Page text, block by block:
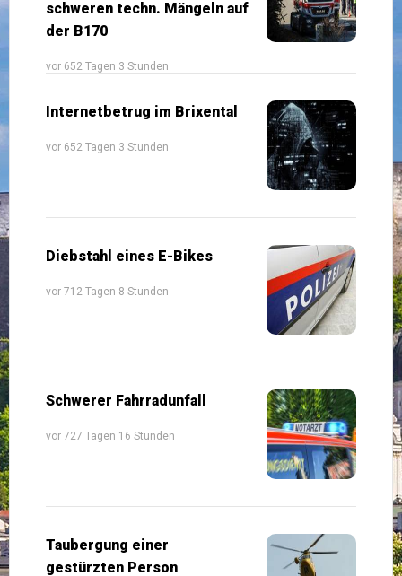
schweren techn. Mängeln auf
der B170
vor 652 Tagen 3 Stunden
Internetbetrug im Brixental
vor 652 Tagen 3 Stunden
Diebstahl eines E-Bikes
vor 712 Tagen 8 Stunden
Schwerer Fahrradunfall
vor 727 Tagen 16 Stunden
Taubergung einer
gestürzten Person